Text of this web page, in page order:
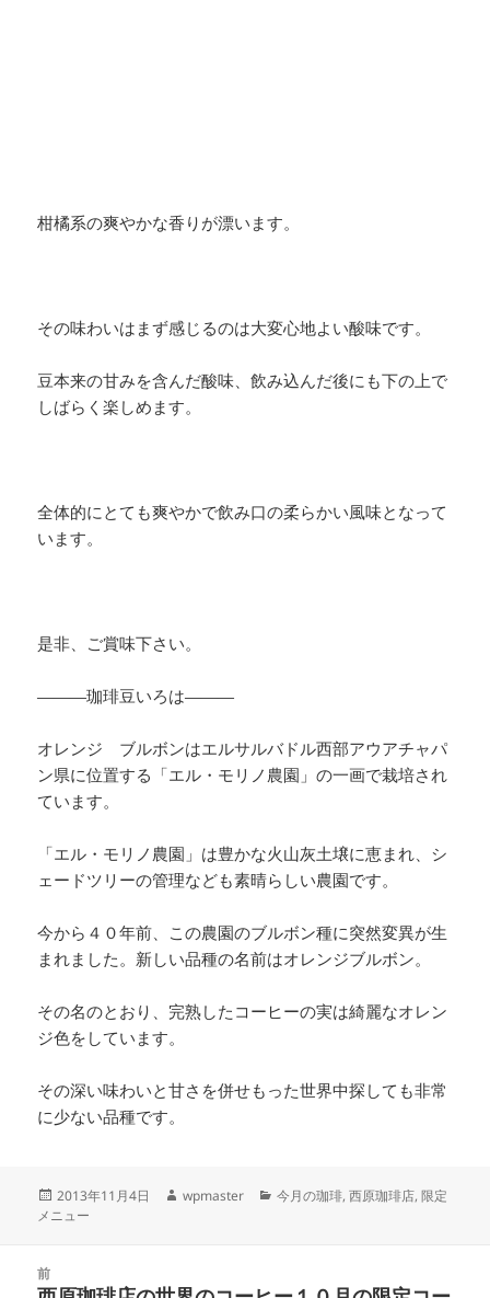
柑橘系の爽やかな香りが漂います。
その味わいはまず感じるのは大変心地よい酸味です。
豆本来の甘みを含んだ酸味、飲み込んだ後にも下の上で
しばらく楽しめます。
全体的にとても爽やかで飲み口の柔らかい風味となって
います。
是非、ご賞味下さい。
———珈琲豆いろは———
オレンジ ブルボンはエルサルバドル西部アウアチャパ
ン県に位置する「エル・モリノ農園」の一画で栽培され
ています。
「エル・モリノ農園」は豊かな火山灰土壌に恵まれ、シ
ェードツリーの管理なども素晴らしい農園です。
今から４０年前、この農園のブルボン種に突然変異が生
まれました。新しい品種の名前はオレンジブルボン。
その名のとおり、完熟したコーヒーの実は綺麗なオレン
ジ色をしています。
その深い味わいと甘さを併せもった世界中探しても非常
に少ない品種です。
投
稿
2013年11月4日
作
wpmaster
カ
今月の珈琲,西原珈琲店,限定
メニュー
前